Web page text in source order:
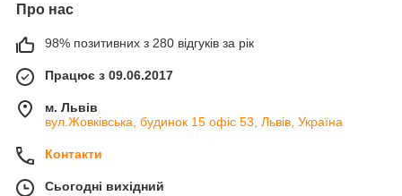
Про нас
98% позитивних з 280 відгуків за рік
Працює з 09.06.2017
м. Львів
вул.Жовківська, будинок 15 офіс 53, Львів, Україна
Контакти
Сьогодні вихідний